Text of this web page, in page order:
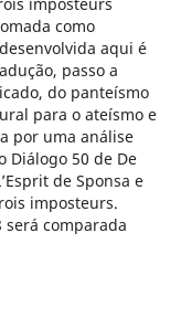
como
aqui é
passo a
do panteísmo
para o ateísmo e
por uma análise
Diálogo 50 de De
de Sponsa e
imposteurs.
comparada